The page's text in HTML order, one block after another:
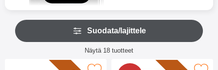
Suodata/lajittele
Suodata/lajitteleNäytä 18 tuotteet
tuotelista